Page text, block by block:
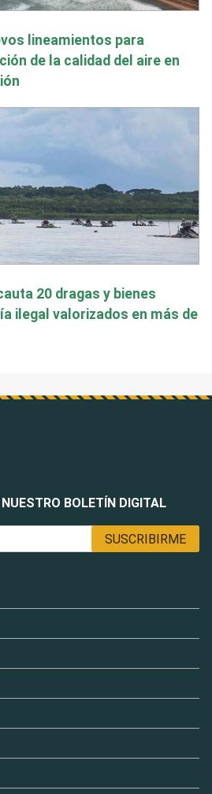
lineamientos para
de la calidad del aire en
20 dragas y bienes
ilegal valorizados en más de
BOLETÍN DIGITAL